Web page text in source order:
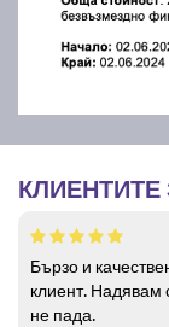
КЛИЕНТИТЕ
Бързо и
клиент. Надявам
не пада.